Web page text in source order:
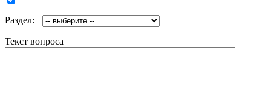
Раздел:
Текст вопроса